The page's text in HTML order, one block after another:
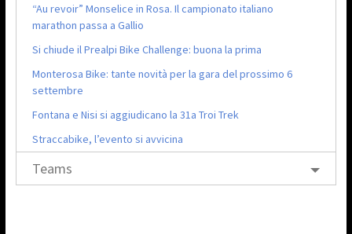
“Au revoir” Monselice in Rosa. Il campionato italiano
marathon passa a Gallio
Si chiude il Prealpi Bike Challenge: buona la prima
Monterosa Bike: tante novità per la gara del prossimo 6
settembre
Fontana e Nisi si aggiudicano la 31a Troi Trek
Straccabike, l’evento si avvicina
Teams